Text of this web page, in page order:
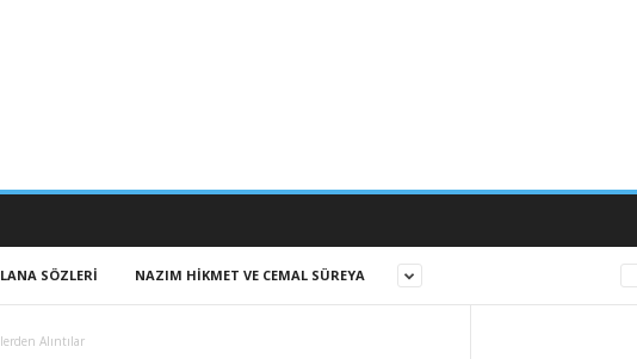
SÖZLERI NAZIM HIKMET VE CEMAL SÜREYA
Alıntılar